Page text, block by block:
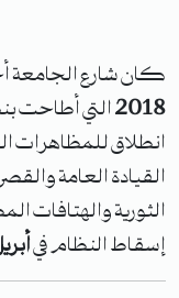
كان شارع الجامعة
2018التي أطاحت
انطلاق للمظاهرات
القيادة العامة
الثورية والهتافات
إسقاط النظام فيأبريل